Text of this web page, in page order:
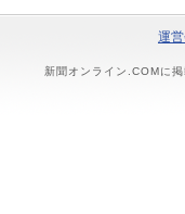
運
新聞オンライン.COMに